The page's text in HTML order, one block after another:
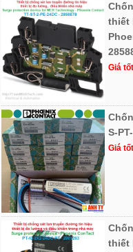
thiết
Giá
S-
Giá
thiết